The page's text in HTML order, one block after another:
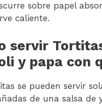
sobre papel
caliente.
servir
y papa con
se pueden servir
de una salsa de